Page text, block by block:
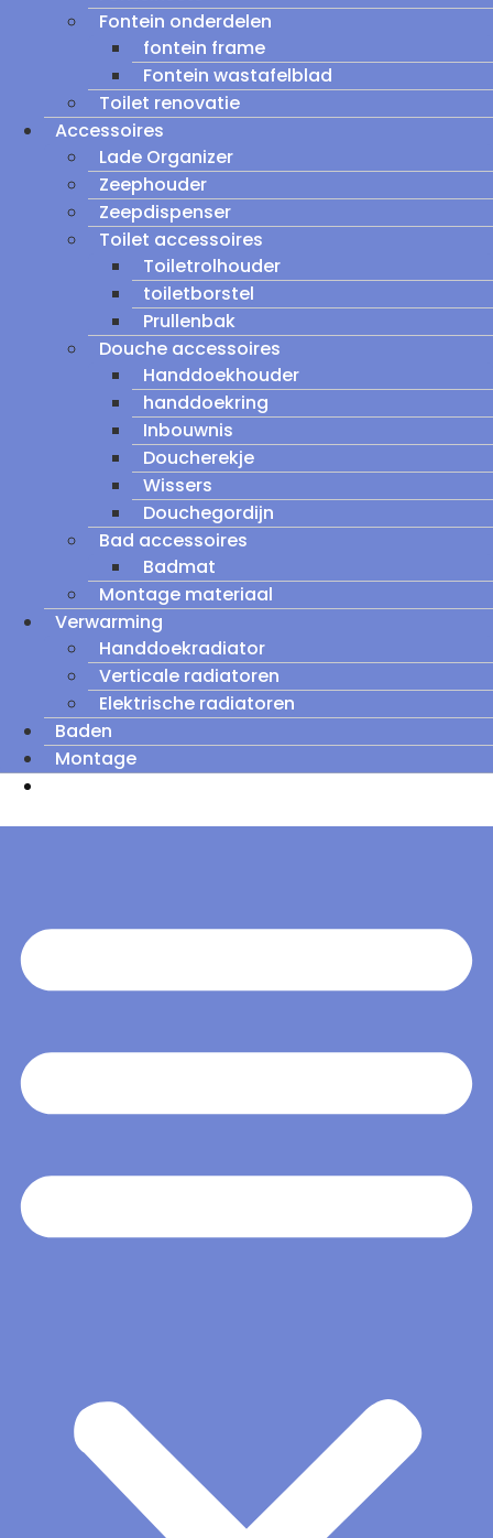
Fontein onderdelen
fontein frame
Fontein wastafelblad
Toilet renovatie
Accessoires
Lade Organizer
Zeephouder
Zeepdispenser
Toilet accessoires
Toiletrolhouder
toiletborstel
Prullenbak
Douche accessoires
Handdoekhouder
handdoekring
Inbouwnis
Doucherekje
Wissers
Douchegordijn
Bad accessoires
Badmat
Montage materiaal
Verwarming
Handdoekradiator
Verticale radiatoren
Elektrische radiatoren
Baden
Montage